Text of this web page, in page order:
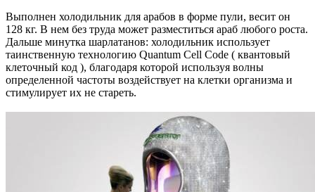
Выполнен холодильник для арабов в форме пули, весит он
128 кг. В нем без труда может разместиться араб любого роста.
Дальше минутка шарлатанов: холодильник использует
таинственную технологию Quantum Cell Code ( квантовый
клеточный код ), благодаря которой используя волны
определенной частоты воздействует на клетки организма и
стимулирует их не стареть.